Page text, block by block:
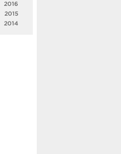
2016
2015
2014